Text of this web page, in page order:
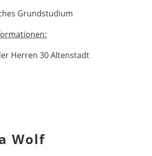
Grundstudium
Herren 30 Altenstadt
Wolf